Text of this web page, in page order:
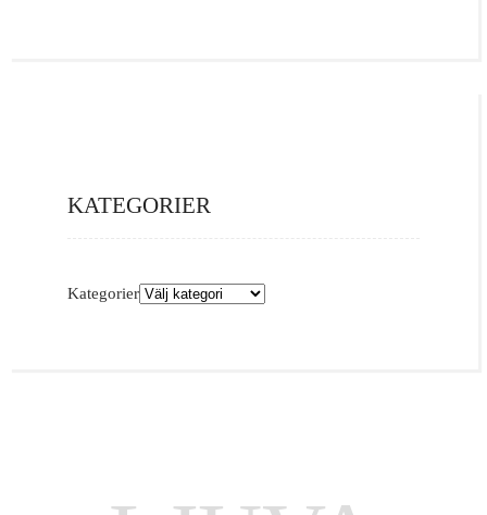
KATEGORIER
Kategorier